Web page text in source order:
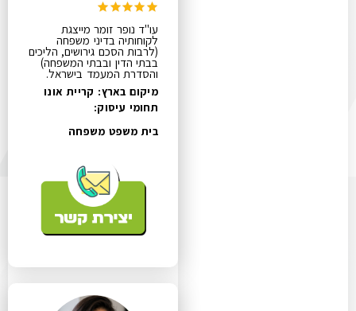
עו"ד נופר זומר מייצגת
לקוחותיה בדיני משפחה
(לרבות הסכם גירושים, הליכים
בבתי הדין ובבתי המשפחה)
והסדרת המעמד בישראל.
מיקום בארץ: קריית אונו
תחומי עיסוק:
בית משפט משפחה